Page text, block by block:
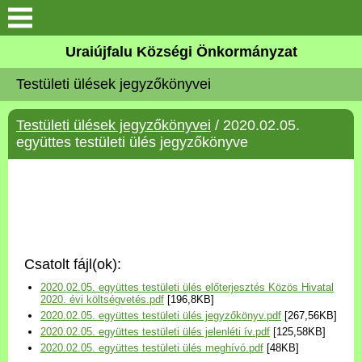
Köszöntő
Elérhetőségek
Uraiújfalu
Választási információk
Versenyképes Járások
Program
Uraiújfalu Községi Önkormányzat
Testületi ülések jegyzőkönyvei
Testületi ülések jegyzőkönyvei / 2020.02.05.
együttes testületi ülés jegyzőkönyve
Csatolt fájl(ok):
2020.02.05. együttes testületi ülés előterjesztés Közös Hivatal
2020. évi költségvetés.pdf [196,8KB]
2020.02.05. együttes testületi ülés jegyzőkönyv.pdf [267,56KB]
2020.02.05. együttes testületi ülés jelenléti ív.pdf [125,58KB]
2020.02.05. együttes testületi ülés meghívó.pdf [48KB]